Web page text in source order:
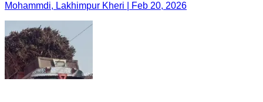
Mohammdi, Lakhimpur Kheri | Feb 20, 2026